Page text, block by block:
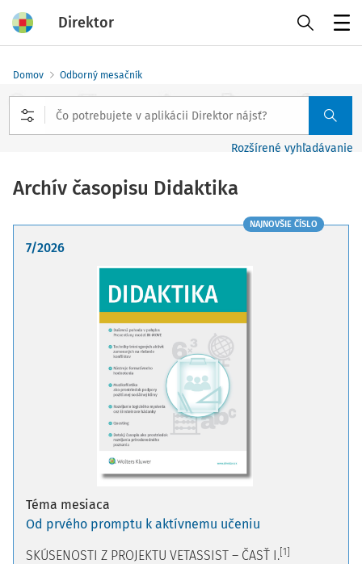
Direktor
Domov Odborný mesačník
Rozšírené vyhľadávanie
Archív časopisu Didaktika
NAJNOVŠIE ČÍSLO
7/2026
Téma mesiaca
Od prvého promptu k aktívnemu učeniu
SKÚSENOSTI Z PROJEKTU VETASSIST – ČASŤ I. [1]